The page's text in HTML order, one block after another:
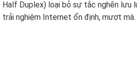
Half Duplex) loại bỏ sự tắc nghẽn lưu
trải nghiệm Internet ổn định, mượt mà.